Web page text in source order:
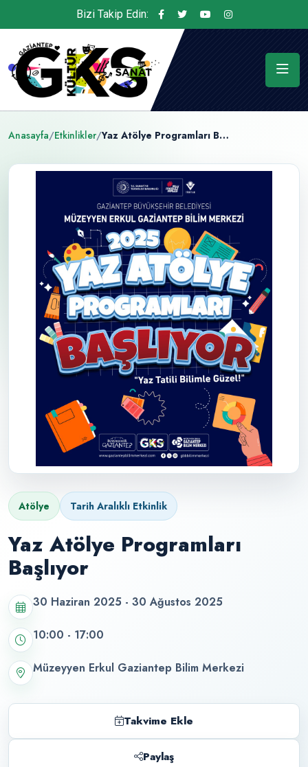
Bizi Takip Edin:
Anasayfa/Etkinlikler/ Yaz Atölye Programları Başlıyor
Atölye Tarih Aralıklı Etkinlik
Yaz Atölye Programları
Başlıyor
30 Haziran 2025 - 30 Ağustos 2025
10:00 - 17:00
Müzeyyen Erkul Gaziantep Bilim Merkezi
Takvime Ekle
Paylaş